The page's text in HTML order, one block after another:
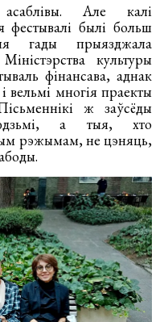
Але калі
фестывалі былі больш
гады прыязджала
культуры
фінансава, аднак
вельмі многія праекты
ж заўсёды
а тыя, хто
рэжымам, не цэняць,